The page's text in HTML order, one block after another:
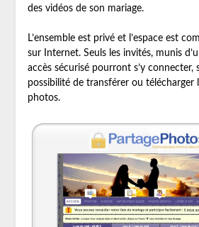
des vidéos de son mariage.
L’ensemble est privé et l’espace est
sur Internet. Seuls les invités, munis
accès sécurisé pourront s’y connecter,
possibilité de transférer ou télécharger
photos.